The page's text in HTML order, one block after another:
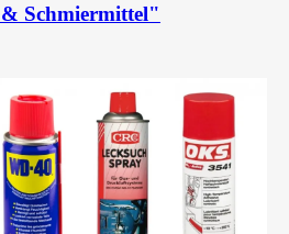
& Schmiermittel"